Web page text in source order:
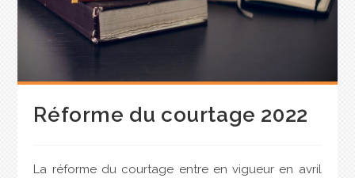
Réforme du courtage 2022
La réforme du courtage entre en vigueur en avril